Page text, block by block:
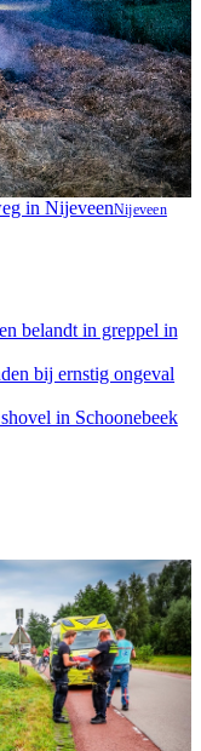
in NijeveenNijeveen
belandt in greppel in
bij ernstig ongeval
in Schoonebeek